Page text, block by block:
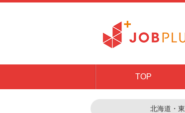
TOP
北海道・